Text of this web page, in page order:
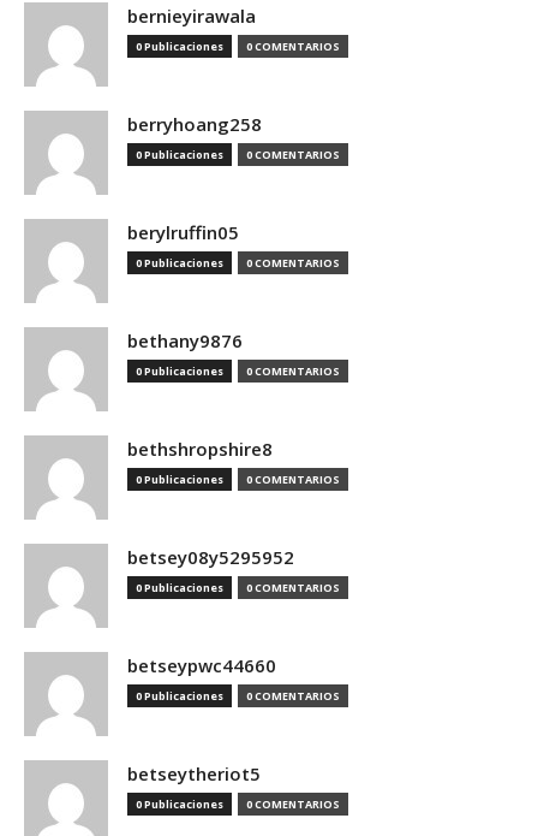
bernieyirawala
0 Publicaciones 0 COMENTARIOS
berryhoang258
0 Publicaciones 0 COMENTARIOS
berylruffin05
0 Publicaciones 0 COMENTARIOS
bethany9876
0 Publicaciones 0 COMENTARIOS
bethshropshire8
0 Publicaciones 0 COMENTARIOS
betsey08y5295952
0 Publicaciones 0 COMENTARIOS
betseypwc44660
0 Publicaciones 0 COMENTARIOS
betseytheriot5
0 Publicaciones 0 COMENTARIOS